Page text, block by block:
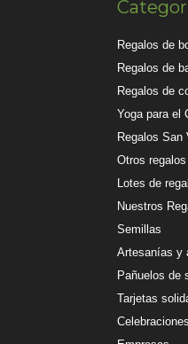
Regalos de
Regalos de
Regalos de
Yoga para el
Regalos San
Otros regalos
Lotes de
Nuestros
Semillas
Artesanías y
Pañuelos de
Tarjetas
Celebraciones